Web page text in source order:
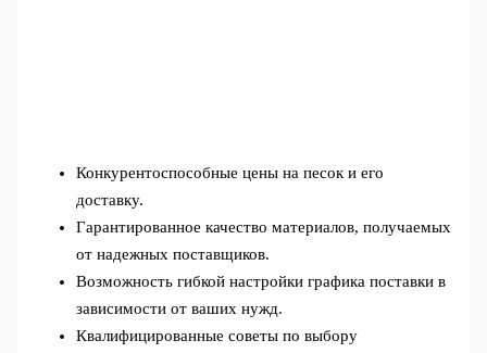
Конкурентоспособные цены на песок и его
доставку.
Гарантированное качество материалов, получаемых
от надежных поставщиков.
Возможность гибкой настройки графика поставки в
зависимости от ваших нужд.
Квалифицированные советы по выбору